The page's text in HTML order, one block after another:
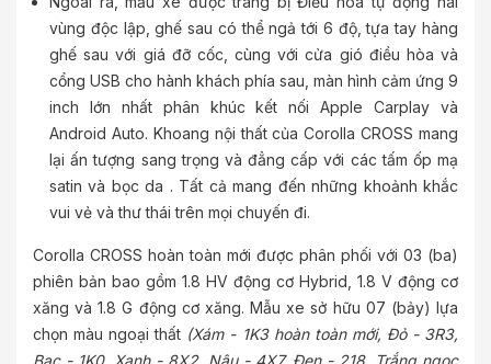
vùng độc lập, ghế sau có thể ngả tới 6 độ, tựa tay hàng
ghế sau với giá đỡ cốc, cùng với cửa gió điều hòa và
cổng USB cho hành khách phía sau, màn hình cảm ứng 9
inch lớn nhất phân khúc kết nối Apple Carplay và
Android Auto. Khoang nội thất của Corolla CROSS mang
lại ấn tượng sang trọng và đẳng cấp với các tấm ốp mạ
satin và bọc da . Tất cả mang đến những khoảnh khắc
vui vẻ và thư thái trên mọi chuyến đi.
Corolla CROSS hoàn toàn mới được phân phối với 03 (ba)
phiên bản bao gồm 1.8 HV động cơ Hybrid, 1.8 V động cơ
xăng và 1.8 G động cơ xăng. Mẫu xe sở hữu 07 (bảy) lựa
chọn màu ngoại thất (Xám - 1K3 hoàn toàn mới, Đỏ - 3R3,
Bạc - 1K0, Xanh - 8X2, Nâu - 4X7, Đen - 218, Trắng ngọc